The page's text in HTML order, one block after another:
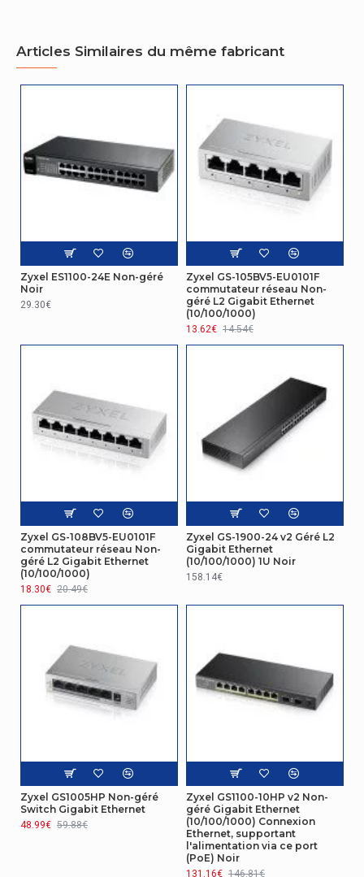
Voyants PoE, Énergie
Autres caractéristiques
Guide de démarrage rapide
Réseau
Non
Réseau
Standards réseau
IEEE 802.3,IEEE
802.3ab,IEEE 802.3u,IEEE
802.3x
Support de trames étendues
(Jumbo Frames)
Oui
Transmition des données
Capacité de commutation 16 Gbit/s
Trames géantes 9000
Gestion d'énergie
Alimentation Electrique
Bloc d'alimentation inclus Oui
Articles Similaires du même fabricant
Zyxel ES1100-24E Non-géré
Noir
29.30€
Zyxel GS-105BV5-EU0101F
commutateur réseau Non-
géré L2 Gigabit Ethernet
(10/100/1000)
13.62€ 14.54€
Zyxel GS-108BV5-EU0101F
commutateur réseau Non-
géré L2 Gigabit Ethernet
(10/100/1000)
18.30€ 20.49€
Zyxel GS-1900-24 v2 Géré L2
Gigabit Ethernet
(10/100/1000) 1U Noir
158.14€
Zyxel GS1005HP Non-géré
Switch Gigabit Ethernet
48.99€ 59.88€
Zyxel GS1100-10HP v2 Non-
géré Gigabit Ethernet
(10/100/1000) Connexion
Ethernet, supportant
l'alimentation via ce port
(PoE) Noir
131.16€ 146.81€